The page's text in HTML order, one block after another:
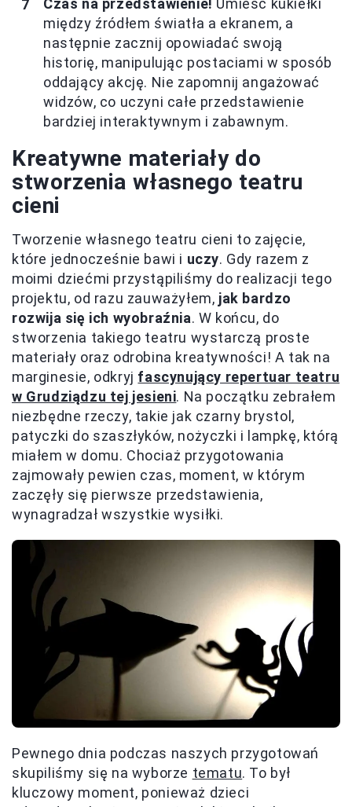
Czas na przedstawienie! Umieść kukiełki
między źródłem światła a ekranem, a
następnie zacznij opowiadać swoją
historię, manipulując postaciami w sposób
oddający akcję. Nie zapomnij angażować
widzów, co uczyni całe przedstawienie
bardziej interaktywnym i zabawnym.
Kreatywne materiały do
stworzenia własnego teatru
cieni
Tworzenie własnego teatru cieni to zajęcie,
które jednocześnie bawi i uczy. Gdy razem z
moimi dziećmi przystąpiliśmy do realizacji tego
projektu, od razu zauważyłem, jak bardzo
rozwija się ich wyobraźnia. W końcu, do
stworzenia takiego teatru wystarczą proste
materiały oraz odrobina kreatywności! A tak na
marginesie, odkryj fascynujący repertuar teatru
w Grudziądzu tej jesieni. Na początku zebrałem
niezbędne rzeczy, takie jak czarny brystol,
patyczki do szaszłyków, nożyczki i lampkę, którą
miałem w domu. Chociaż przygotowania
zajmowały pewien czas, moment, w którym
zaczęły się pierwsze przedstawienia,
wynagradzał wszystkie wysiłki.
Pewnego dnia podczas naszych przygotowań
skupiliśmy się na wyborze tematu. To był
kluczowy moment, ponieważ dzieci